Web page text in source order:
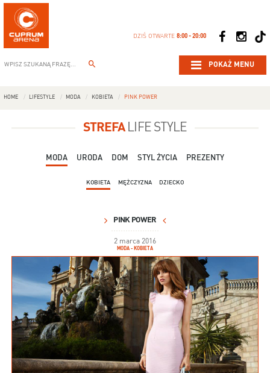
DZIŚ OTWARTE8:00 - 20:00
POKAŻ MENU
HOME LIFESTYLE MODA KOBIETA PINK POWER
STREFALIFE STYLE
MODA URODA DOM STYL ŻYCIA PREZENTY
KOBIETA MĘŻCZYZNA DZIECKO
PINK POWER
2 marca 2016
MODA - KOBIETA